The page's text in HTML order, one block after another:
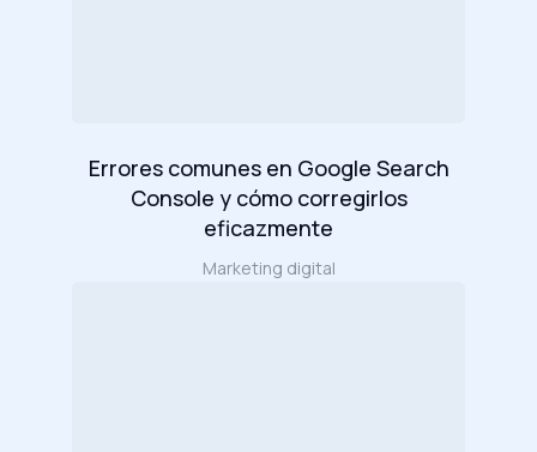
Errores comunes en Google Search
Console y cómo corregirlos
eficazmente
Marketing digital